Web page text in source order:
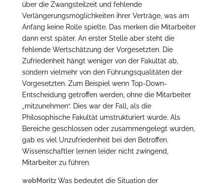
über die Zwangsteilzeit und fehlende
Verlängerungsmöglichkeiten ihrer Verträge, was am
Anfang keine Rolle spielte. Das merken die Mitarbeiter
dann erst später. An erster Stelle aber steht die
fehlende Wertschätzung der Vorgesetzten. Die
Zufriedenheit hängt weniger von der Fakultät ab,
sondern vielmehr von den Führungsqualitäten der
Vorgesetzten. Zum Beispiel wenn Top-Down-
Entscheidung getroffen werden, ohne die Mitarbeiter
„mitzunehmen“. Dies war der Fall, als die
Philosophische Fakultät umstrukturiert wurde. Als
Bereiche geschlossen oder zusammengelegt wurden,
gab es viel Unzufriedenheit bei den Betroffen.
Wissenschaftler lernen leider nicht zwingend,
Mitarbeiter zu führen.
webMoritzWas bedeutet die Situation der